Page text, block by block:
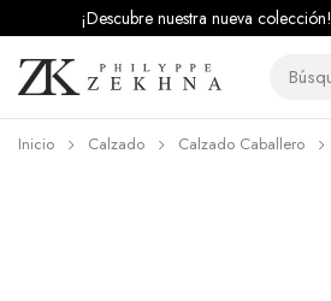
¡Descubre nuestra nueva colección!
Inicio Calzado Calzado Caballero